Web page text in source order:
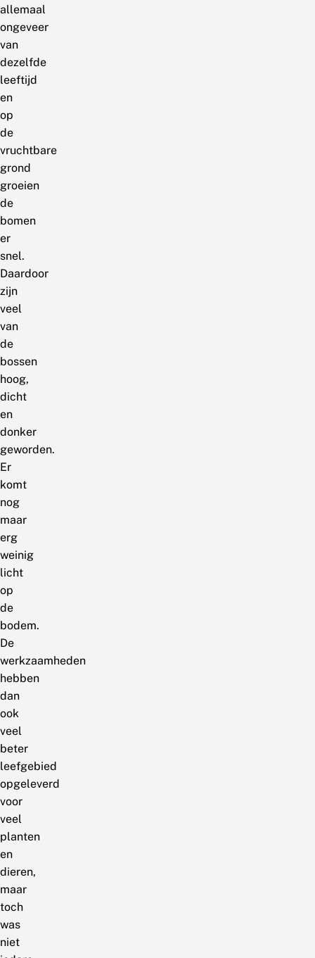
allemaal
ongeveer
van
dezelfde
leeftijd
en
op
de
vruchtbare
grond
groeien
de
bomen
er
snel.
Daardoor
zijn
veel
van
de
bossen
hoog,
dicht
en
donker
geworden.
Er
komt
nog
maar
erg
weinig
licht
op
de
bodem.
De
werkzaamheden
hebben
dan
ook
veel
beter
leefgebied
opgeleverd
voor
veel
planten
en
dieren,
maar
toch
was
niet